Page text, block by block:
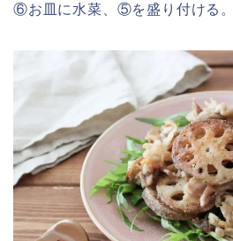
⑥お皿に水菜、⑤を盛り付ける。